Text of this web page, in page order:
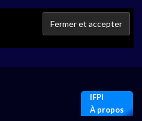
IFPI
À propos